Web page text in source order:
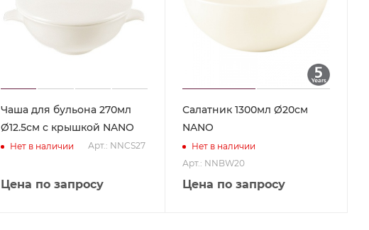
Чаша для бульона 270мл
Ø12.5см с крышкой NANO
Нет в наличии Арт.: NNCS27
Цена по запросу
Салатник 1300мл Ø20см
NANO
Нет в наличии
Арт.: NNBW20
Цена по запросу